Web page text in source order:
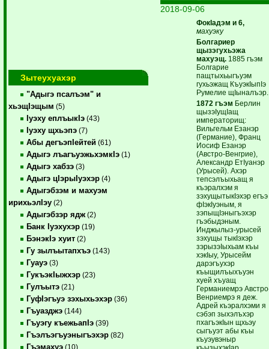
Зытеухуахэр
"Адыгэ псалъэм" и
хьэщIэщым (5)
Iуэху еплъыкIэ (43)
Iуэху щхьэпэ (7)
Абы дегъэпIейтей (61)
Адыгэ лъагъуэжьхэмкIэ (1)
Адыгэ хабзэ (3)
Адыгэ цIэрыIуэхэр (4)
Адыгэбзэм и махуэм
ирихьэлIэу (2)
Адыгэбзэр ядж (2)
Банк Iуэхухэр (19)
БэнэкIэ хуит (2)
Гу зылъытапхъэ (143)
Гуауэ (3)
ГукъэкIыжхэр (23)
Гулъытэ (21)
ГуфIэгъуэ зэхыхьэхэр (36)
Гъуазджэ (144)
Гъуэгу къежьапIэ (39)
Гъэлъэгъуэныгъэхэр (82)
Гъэмахуэ (10)
2018-09-06
ФокIадэм и 6,
махуэку
Болгариер
щызэгухьэжа
махуэщ. 1885 гъэм
Болгарие
пащтыхьыгъуэм
гухьэжащ КъуэкIыпIэ
Румелие щIыналъэр.
1872 гъэм Берлин
щызэIущIащ
императорищ:
Вильгельм Езанэр
(Германие), Франц
Иосиф Езанэр
(Австро-Венгрие),
Александр ЕтIуанэр
(Урысей). Ахэр
тепсэлъыхьащ я
къэралхэм я
зэхущытыкIэхэр егъэ
фIэкIуэным, я
зэпыщIэныгъэхэр
гъэбыдэным.
Инджылыз-урысей
зэхущы тыкIэхэр
зэрызэIыхьам къы
хэкIыу, Урысейм
дарэгъухэр
къыщилъыхъуэн
хуей хъуащ
Германиемрэ
Венриемрэ я деж.
Адрей къэралхэми я
сэбэп зыхэлъхэр
пхагъэкIын щхьэу
сыгъуэт абы къы
къуэувэныр